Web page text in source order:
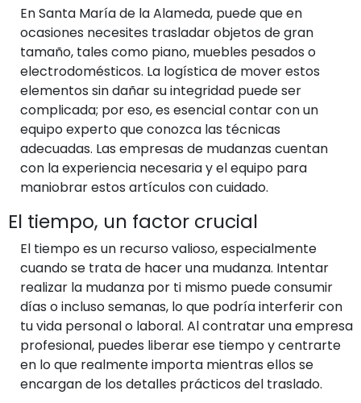
En Santa María de la Alameda, puede que en
ocasiones necesites trasladar objetos de gran
tamaño, tales como piano, muebles pesados o
electrodomésticos. La logística de mover estos
elementos sin dañar su integridad puede ser
complicada; por eso, es esencial contar con un
equipo experto que conozca las técnicas
adecuadas. Las empresas de mudanzas cuentan
con la experiencia necesaria y el equipo para
maniobrar estos artículos con cuidado.
El tiempo, un factor crucial
El tiempo es un recurso valioso, especialmente
cuando se trata de hacer una mudanza. Intentar
realizar la mudanza por ti mismo puede consumir
días o incluso semanas, lo que podría interferir con
tu vida personal o laboral. Al contratar una empresa
profesional, puedes liberar ese tiempo y centrarte
en lo que realmente importa mientras ellos se
encargan de los detalles prácticos del traslado.